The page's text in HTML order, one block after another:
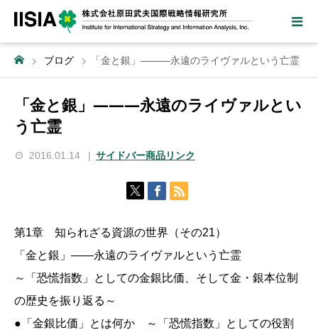
ブログ 「金と銀」―――永遠のライヴァルという亡霊
「金と銀」―――永遠のライヴァルとい
う亡霊
2016.01.14 サイドバー商品リンク
第1章 知られざる資源の世界（その21）
「金と銀」――永遠のライヴァルという亡霊
～「恐慌指数」としての金銀比価、そして金・銀本位制
の歴史を振り返る～
●「金銀比価」とは何か ～「恐慌指数」としての役割